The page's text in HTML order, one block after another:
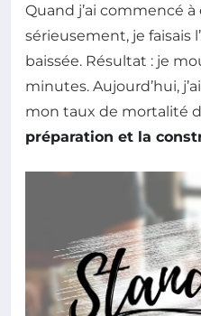
Quand j’ai commencé
sérieusement, je faisais
baissée. Résultat : je
minutes. Aujourd’hui,
mon taux de mortalité
préparation et la